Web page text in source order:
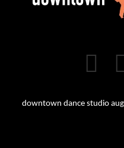
downtown dance studio